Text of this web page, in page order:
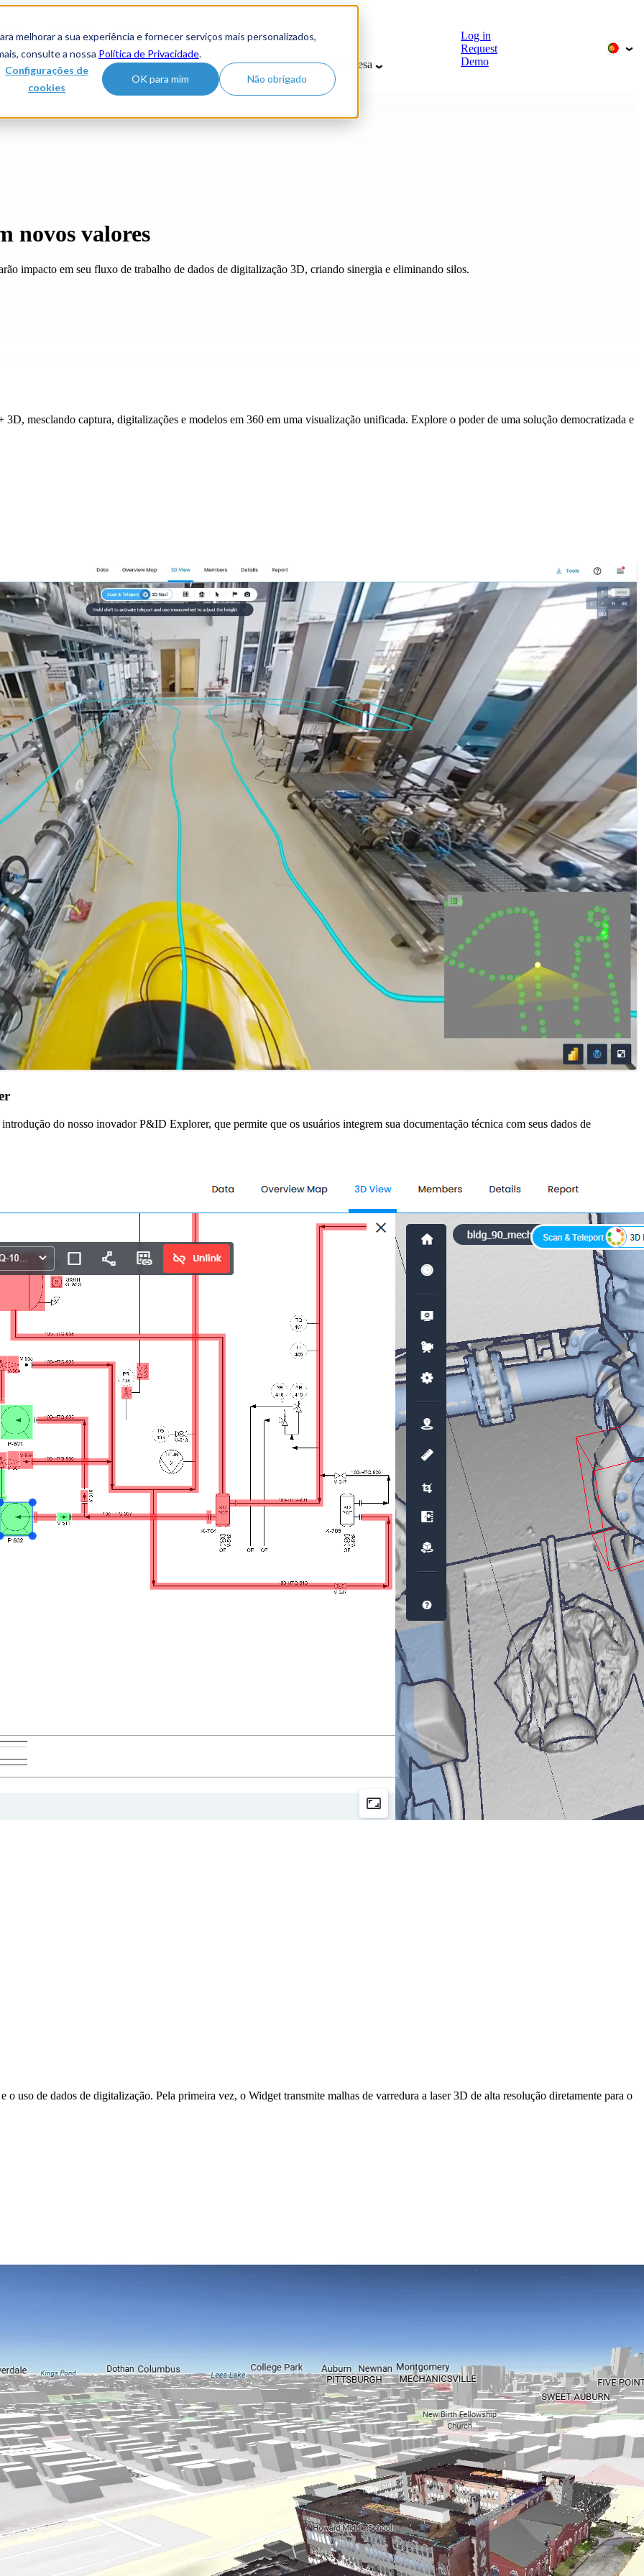
melhorar a sua experiência e fornecer serviços mais personalizados,
consulte a nossa Política de Privacidade.
Configurações de
cookies
OK para mim Não obrigado
Soluções Clientes
Centro de aprendizagem Show submenu for Empresa Empresa
Log in
Request
Demo
novos valores
impacto em seu fluxo de trabalho de dados de digitalização 3D, criando sinergia e eliminando silos.
mesclando captura, digitalizações e modelos em 360 em uma visualização unificada. Explore o poder de uma solução democratizada e
do nosso inovador P&ID Explorer, que permite que os usuários integrem sua documentação técnica com seus dados de
de dados de digitalização. Pela primeira vez, o Widget transmite malhas de varredura a laser 3D de alta resolução diretamente para o